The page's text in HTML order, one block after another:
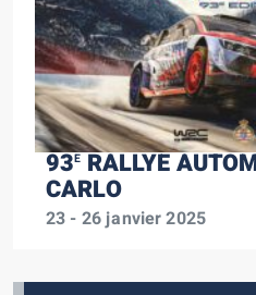
93ERALLYE
CARLO
23 - 26 janvier 2025